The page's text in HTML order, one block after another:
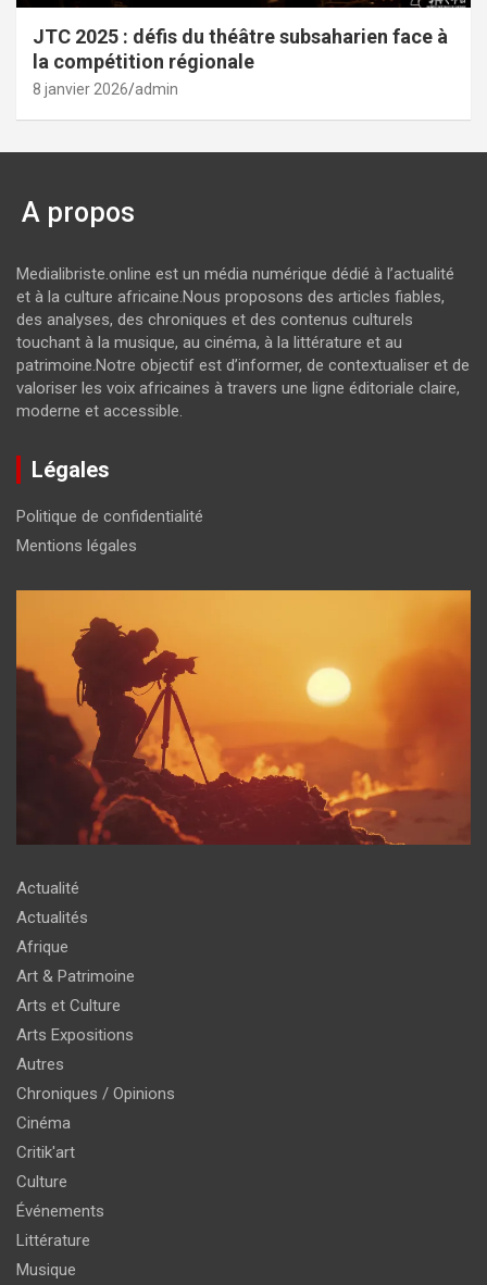
JTC 2025 : défis du théâtre subsaharien face à
la compétition régionale
8 janvier 2026 admin
A propos
Medialibriste.online est un média numérique dédié à l’actualité
et à la culture africaine.Nous proposons des articles fiables,
des analyses, des chroniques et des contenus culturels
touchant à la musique, au cinéma, à la littérature et au
patrimoine.Notre objectif est d’informer, de contextualiser et de
valoriser les voix africaines à travers une ligne éditoriale claire,
moderne et accessible.
Légales
Politique de confidentialité
Mentions légales
Actualité
Actualités
Afrique
Art & Patrimoine
Arts et Culture
Arts Expositions
Autres
Chroniques / Opinions
Cinéma
Critik'art
Culture
Événements
Littérature
Musique